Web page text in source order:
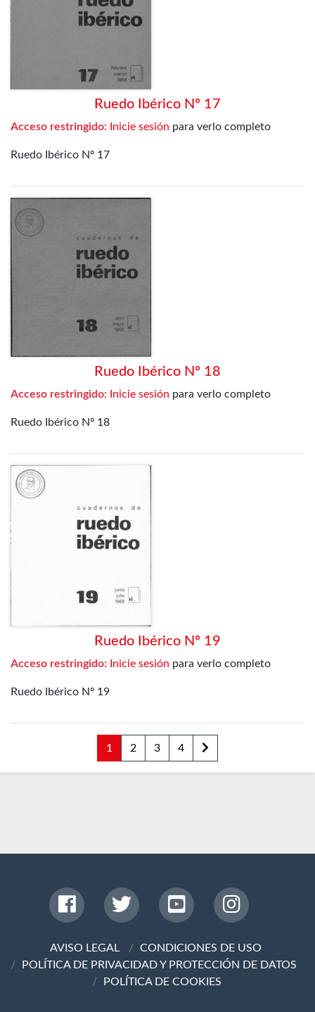
Ruedo Ibérico Nº 17
Acceso restringido: Inicie sesión para verlo completo
Ruedo Ibérico Nº 17
Ruedo Ibérico Nº 18
Acceso restringido: Inicie sesión para verlo completo
Ruedo Ibérico Nº 18
Ruedo Ibérico Nº 19
Acceso restringido: Inicie sesión para verlo completo
Ruedo Ibérico Nº 19
1 2 3 4
AVISO LEGAL
CONDICIONES DE USO
POLÍTICA DE PRIVACIDAD Y PROTECCIÓN DE DATOS
POLÍTICA DE COOKIES